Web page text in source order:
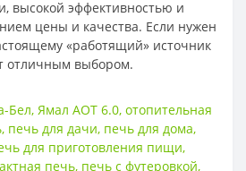
высокой эффективностью и
цены и качества. Если нужен
«работящий» источник
отличным выбором.
Бел, Ямал АОТ 6.0, отопительная
, печь для дачи, печь для дома,
для приготовления пищи,
печь, печь с футеровкой,